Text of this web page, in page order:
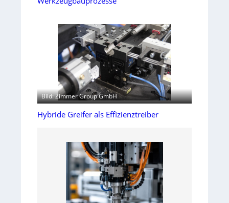
Bild: Zimmer Group GmbH
Hybride Greifer als Effizienztreiber